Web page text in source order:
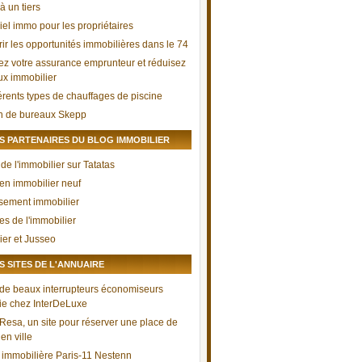
un tiers
immo pour les propriétaires
les opportunités immobilières dans le 74
votre assurance emprunteur et réduisez
immobilier
types de chauffages de piscine
de bureaux Skepp
PARTENAIRES DU BLOG IMMOBILIER
l'immobilier sur Tatatas
immobilier neuf
immobilier
de l'immobilier
et Jusseo
SITES DE L'ANNUAIRE
beaux interrupteurs économiseurs
chez InterDeLuxe
un site pour réserver une place de
ville
Paris-11 Nestenn